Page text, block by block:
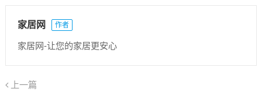
家居网 作者
家居网-让您的家居更安心
上一篇